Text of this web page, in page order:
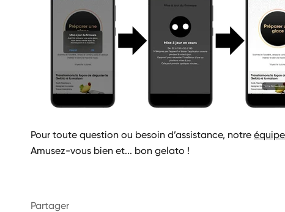
Pour toute question ou besoin d’assistance, notre équipe
Amusez-vous bien et... bon gelato !
Partager